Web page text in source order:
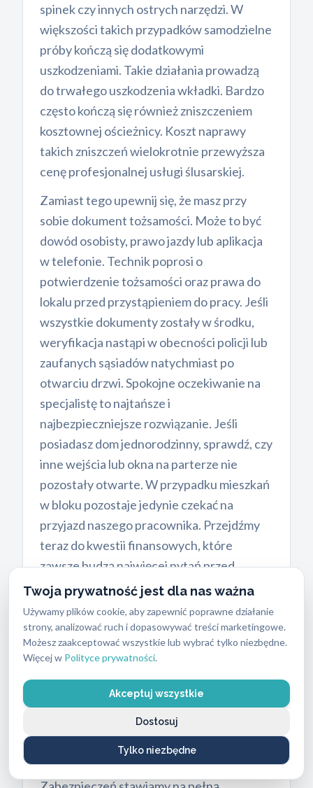
Twoja prywatność jest dla nas ważna
Używamy plików cookie, aby zapewnić poprawne działanie
strony, analizować ruch i dopasowywać treści marketingowe.
Możesz zaakceptować wszystkie lub wybrać tylko niezbędne.
Więcej w Polityce prywatności.
Akceptuj wszystkie
Tylko niezbędne
Dostosuj
spinek czy innych ostrych narzędzi. W
większości takich przypadków samodzielne
próby kończą się dodatkowymi
uszkodzeniami. Takie działania prowadzą
do trwałego uszkodzenia wkładki. Bardzo
często kończą się również zniszczeniem
kosztownej ościeżnicy. Koszt naprawy
takich zniszczeń wielokrotnie przewyższa
cenę profesjonalnej usługi ślusarskiej.
Zamiast tego upewnij się, że masz przy
sobie dokument tożsamości. Może to być
dowód osobisty, prawo jazdy lub aplikacja
w telefonie. Technik poprosi o
potwierdzenie tożsamości oraz prawa do
lokalu przed przystąpieniem do pracy. Jeśli
wszystkie dokumenty zostały w środku,
weryfikacja nastąpi w obecności policji lub
zaufanych sąsiadów natychmiast po
otwarciu drzwi. Spokojne oczekiwanie na
specjalistę to najtańsze i
najbezpieczniejsze rozwiązanie. Jeśli
posiadasz dom jednorodzinny, sprawdź, czy
inne wejścia lub okna na parterze nie
pozostały otwarte. W przypadku mieszkań
w bloku pozostaje jedynie czekać na
przyjazd naszego pracownika. Przejdźmy
teraz do kwestii finansowych, które
zawsze budzą najwięcej pytań przed
wezwaniem pomocy.
Cennik usług: ile kosztuje
awaryjne otwieranie mieszkań
Gdańsk Stogi?
Wielu klientów obawia się ukrytych
kosztów podczas wzywania pomocy
ślusarskiej w trybie nagłym. W ABC